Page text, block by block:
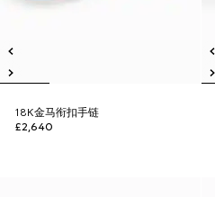
18K金马衔扣手链
£2,640